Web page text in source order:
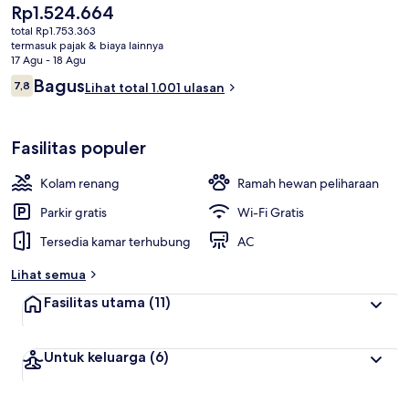
Harga
saat
ini
Rp1.524.664
Rp1.524.664
total Rp1.753.363
termasuk pajak & biaya lainnya
17 Agu - 18 Agu
Ulasan
7,87,8 dari 10
BagusLihat total 1.001 ulasan
Fasilitas populer
Kolam renang
Ramah hewan peliharaan
Parkir gratis
Wi-Fi Gratis
Tersedia kamar terhubung
AC
Lihat semua
Fasilitas utama (11)
Untuk keluarga (6)